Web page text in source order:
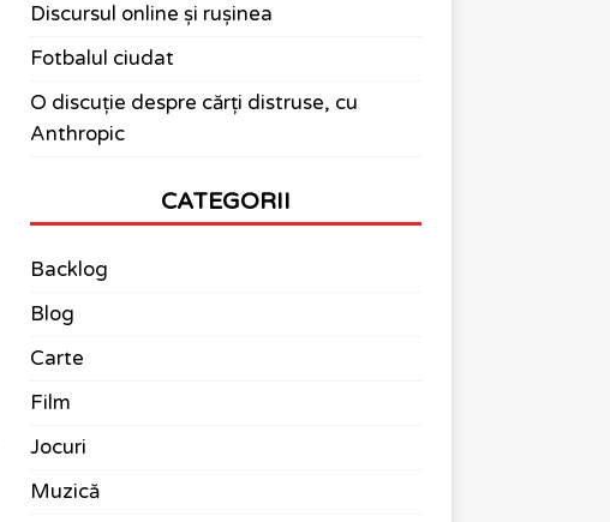
Discursul online și rușinea
Fotbalul ciudat
O discuție despre cărți distruse, cu
Anthropic
CATEGORII
Backlog
Blog
Carte
Film
Jocuri
Muzică